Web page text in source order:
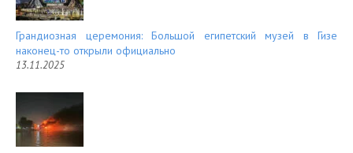
Грандиозная церемония: Большой египетский музей в Гизе
наконец-то открыли официально
13.11.2025